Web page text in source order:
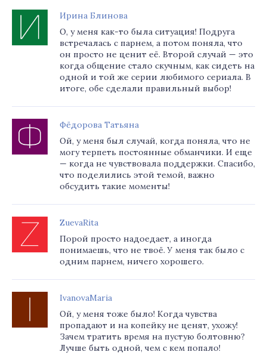
Ирина Блинова
О, у меня как-то была ситуация! Подруга
встречалась с парнем, а потом поняла, что
он просто не ценит её. Второй случай — это
когда общение стало скучным, как сидеть на
одной и той же серии любимого сериала. В
итоге, обе сделали правильный выбор!
Фёдорова Татьяна
Ой, у меня был случай, когда поняла, что не
могу терпеть постоянные обманчики. И еще
— когда не чувствовала поддержки. Спасибо,
что поделились этой темой, важно
обсудить такие моменты!
ZuevaRita
Порой просто надоедает, а иногда
понимаешь, что не твоё. У меня так было с
одним парнем, ничего хорошего.
IvanovaMaria
Ой, у меня тоже было! Когда чувства
пропадают и на копейку не ценят, ухожу!
Зачем тратить время на пустую болтовню?
Лучше быть одной, чем с кем попало!